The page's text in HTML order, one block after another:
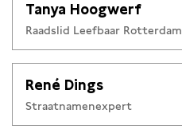
Tanya Hoogwerf
Raadslid Leefbaar Rotterdam
René Dings
Straatnamenexpert